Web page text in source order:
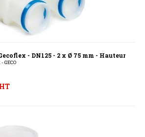
- DN125 - 2 x Ø 75 mm - Hauteur
GECO